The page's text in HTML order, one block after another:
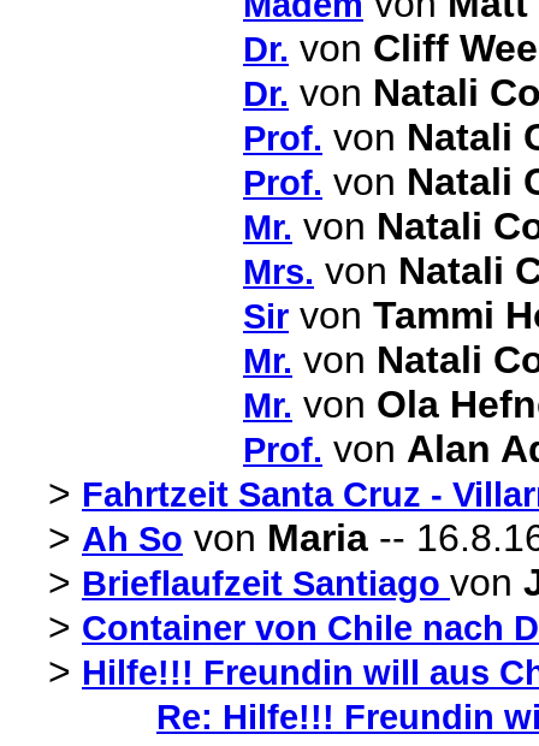
Dr. von Cliff
Dr. von Natali
Prof. von Natali
Prof. von Natali
Mr. von Natali
Mrs. von Natali
Sir von Tammi
Mr. von Natali
Mr. von Ola
Prof. von Alan
> Fahrtzeit Santa Cruz -
> Ah So von Maria --
> Brieflaufzeit Santiago von
> Container von Chile nach
> Hilfe!!! Freundin will aus
Re: Hilfe!!! Freundin